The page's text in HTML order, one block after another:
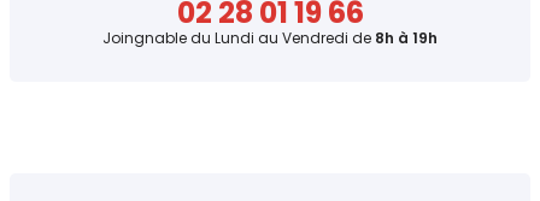
02 28 01 19 66
Joingnable du Lundi au Vendredi de 8h à 19h